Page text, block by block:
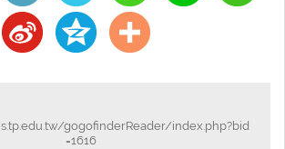
gogofinderReader/index.php?bid
=1616